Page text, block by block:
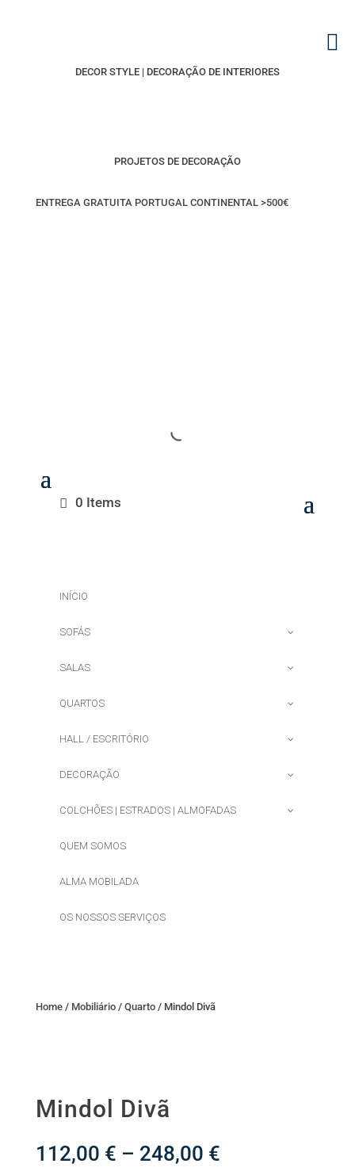
DECOR STYLE | DECORAÇÃO DE INTERIORES
PROJETOS DE DECORAÇÃO
ENTREGA GRATUITA PORTUGAL CONTINENTAL >500€
0 Items
INÍCIO
SOFÁS
SALAS
QUARTOS
HALL / ESCRITÓRIO
DECORAÇÃO
COLCHÕES | ESTRADOS | ALMOFADAS
QUEM SOMOS
ALMA MOBILADA
OS NOSSOS SERVIÇOS
Home/ Mobiliário/ Quarto/ Mindol Divã
Mindol Divã
112,00 € – 248,00 €Price